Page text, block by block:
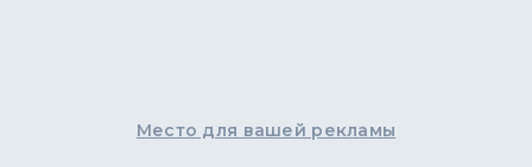
Место для вашей рекламы